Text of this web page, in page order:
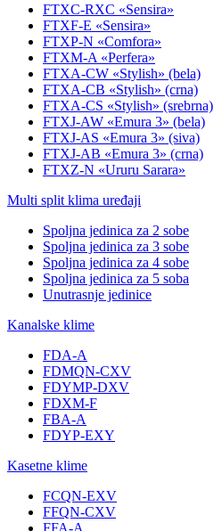
FTXC-RXC «Sensira»
FTXF-E «Sensira»
FTXP-N «Comfora»
FTXM-A «Perfera»
FTXA-CW «Stylish» (bela)
FTXA-CB «Stylish» (crna)
FTXA-CS «Stylish» (srebrna)
FTXJ-AW «Emura 3» (bela)
FTXJ-AS «Emura 3» (siva)
FTXJ-AB «Emura 3» (crna)
FTXZ-N «Ururu Sarara»
Multi split klima uređaji
Spoljna jedinica za 2 sobe
Spoljna jedinica za 3 sobe
Spoljna jedinica za 4 sobe
Spoljna jedinica za 5 soba
Unutrasnje jedinice
Kanalske klime
FDA-A
FDMQN-CXV
FDYMP-DXV
FDXM-F
FBA-A
FDYP-EXY
Kasetne klime
FCQN-EXV
FFQN-CXV
FFA-A